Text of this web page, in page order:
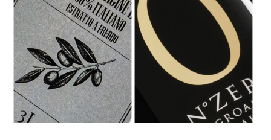
OLIO EXTRA VERGINE D'OLIVA IN
LATTINA 3L
N° ZERO IGT PUGLIA -
NEGROAMARO 2022 - 3 L